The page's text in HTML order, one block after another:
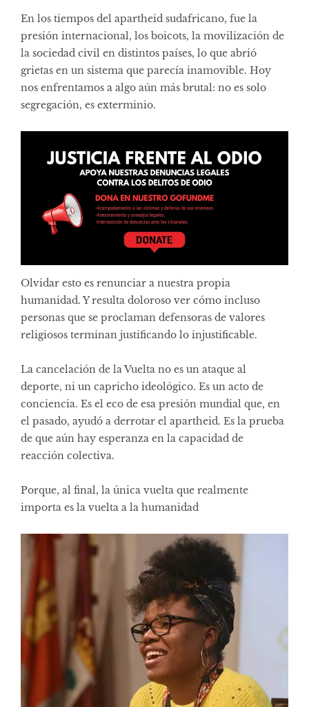
En los tiempos del apartheid sudafricano, fue la
presión internacional, los boicots, la movilización de
la sociedad civil en distintos países, lo que abrió
grietas en un sistema que parecía inamovible. Hoy
nos enfrentamos a algo aún más brutal: no es solo
segregación, es exterminio.
Olvidar esto es renunciar a nuestra propia
humanidad. Y resulta doloroso ver cómo incluso
personas que se proclaman defensoras de valores
religiosos terminan justificando lo injustificable.
La cancelación de la Vuelta no es un ataque al
deporte, ni un capricho ideológico. Es un acto de
conciencia. Es el eco de esa presión mundial que, en
el pasado, ayudó a derrotar el apartheid. Es la prueba
de que aún hay esperanza en la capacidad de
reacción colectiva.
Porque, al final, la única vuelta que realmente
importa es la vuelta a la humanidad